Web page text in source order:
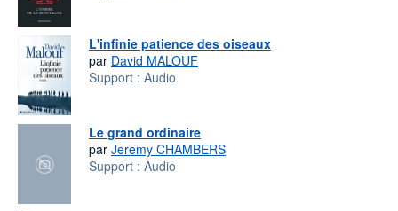
L'infinie patience des oiseaux
par David MALOUF
Support : Audio
Le grand ordinaire
par Jeremy CHAMBERS
Support : Audio